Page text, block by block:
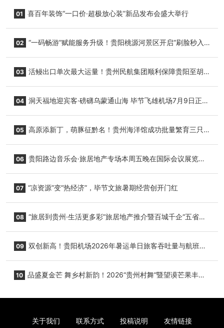
01 喜百年装饰“一口价·超极放心装”新品发布会盛大举行
02 “一码畅游”赋能服务升级！贵阳桃源河景区开启“刷脸秒入
03 活鳗出口单次最大运量！贵州民航集团顺利保障贵阳至胡
04 洞天福地迎宾客·磅礴乌蒙通山海 毕节飞雄机场7月9日正式
05 高原添新丁，萌豚征黔名！贵州海洋馆成功批量繁育三只
06 贵阳路边音乐会·旅居地产专场本周五晚在国际会议展览中
07 “凉资源”变“热经济”，毕节文旅暑期经营创开门红
08 “旅居到贵州·生活更多彩”旅居地产推介暨百城千企“五省
09 双创新高！贵阳机场2026年暑运单日旅客吞吐量与航班起
10 品盛夏金芒 舞乡村新韵！2026“贵州村舞”暨望谟芒果丰收
关于我们 联系方式 投稿说明 友情链接